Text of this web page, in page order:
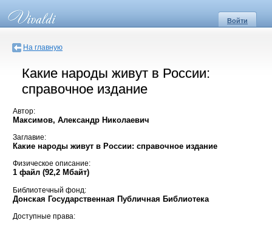
Войти
На главную
Какие народы живут в России:
справочное издание
Автор:
Максимов, Александр Николаевич
Заглавие:
Какие народы живут в России: справочное издание
Физическое описание:
1 файл (92,2 Мбайт)
Библиотечный фонд:
Донская Государственная Публичная Библиотека
Доступные права: